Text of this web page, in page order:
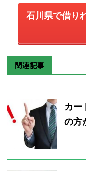
石川県で借り
関連記事
カー
の方